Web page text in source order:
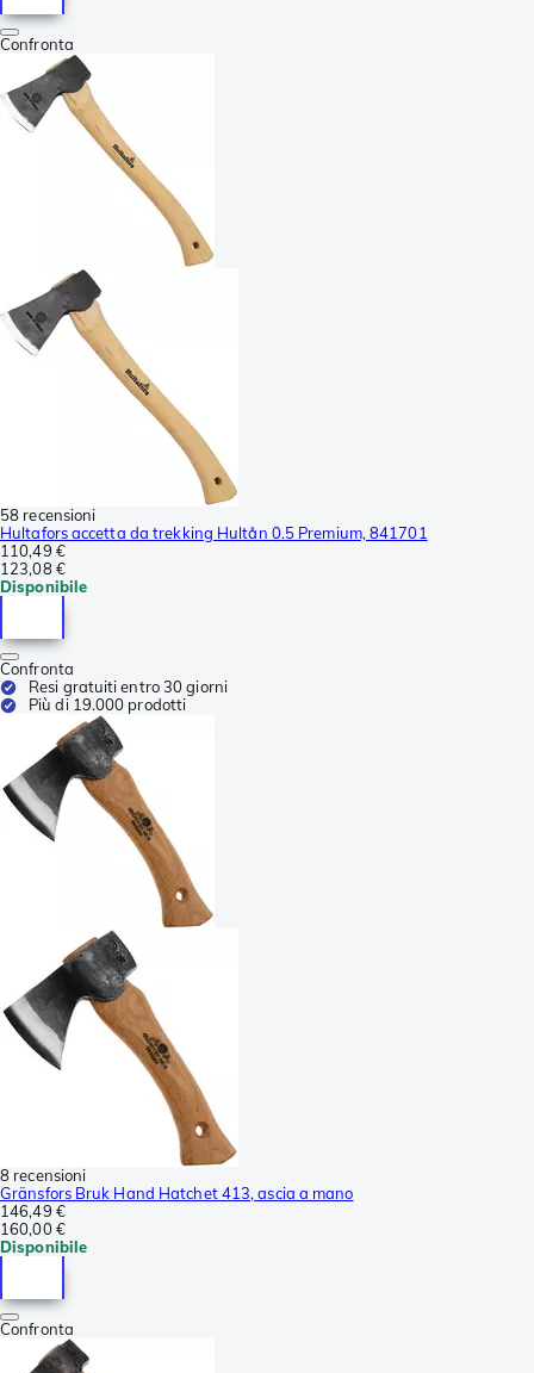
Confronta
58 recensioni
Hultafors accetta da trekking Hultån 0.5 Premium, 841701
110,49 €
123,08 €
Disponibile
Confronta
Resi gratuiti entro 30 giorni
Più di 19.000 prodotti
8 recensioni
Gränsfors Bruk Hand Hatchet 413, ascia a mano
146,49 €
160,00 €
Disponibile
Confronta